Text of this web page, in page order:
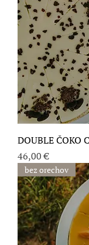
DOUBLE ČOKO
Cena
46,00 €
bez orechov